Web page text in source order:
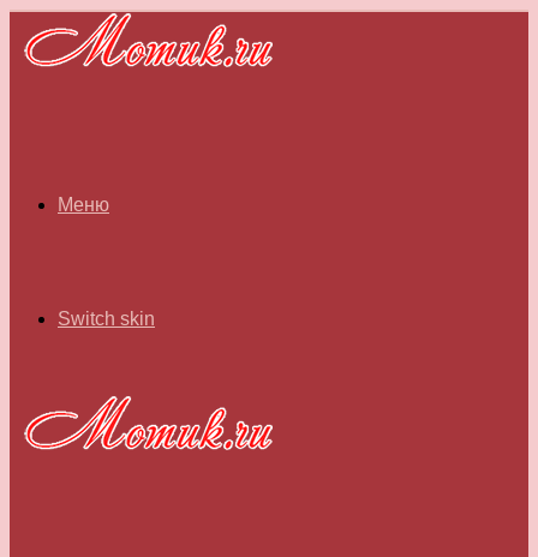
Меню
Switch skin